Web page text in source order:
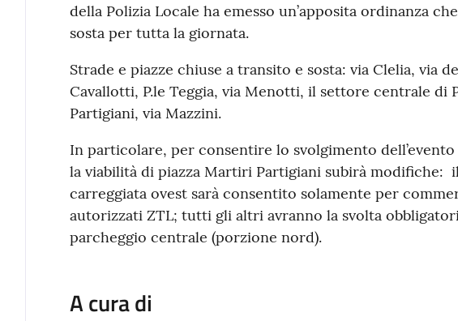
della Polizia Locale ha emesso un’apposita ordinanza
sosta per tutta la giornata.
Strade e piazze chiuse a transito e sosta: via Clelia, via
Cavallotti, P.le Teggia, via Menotti, il settore centrale di
Partigiani, via Mazzini.
In particolare, per consentire lo svolgimento dell’evento
la viabilità di piazza Martiri Partigiani subirà modifiche:
carreggiata ovest sarà consentito solamente per
autorizzati ZTL; tutti gli altri avranno la svolta
parcheggio centrale (porzione nord).
A cura di